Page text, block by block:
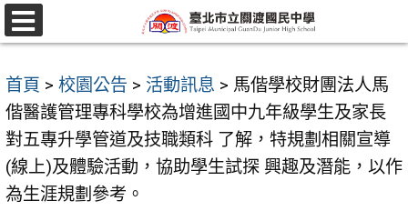
跳
至
要
內
容
區
選
單
首頁 > 校園公告 > 活動訊息 > 馬偕學校財團法人馬
偕醫護管理專科學校為增進國中九年級學生及家長
對五專升學管道及技職類科 了解，特規劃相關宣導
(線上)及體驗活動，協助學生試探 興趣及潛能，以作
為生涯規劃參考。